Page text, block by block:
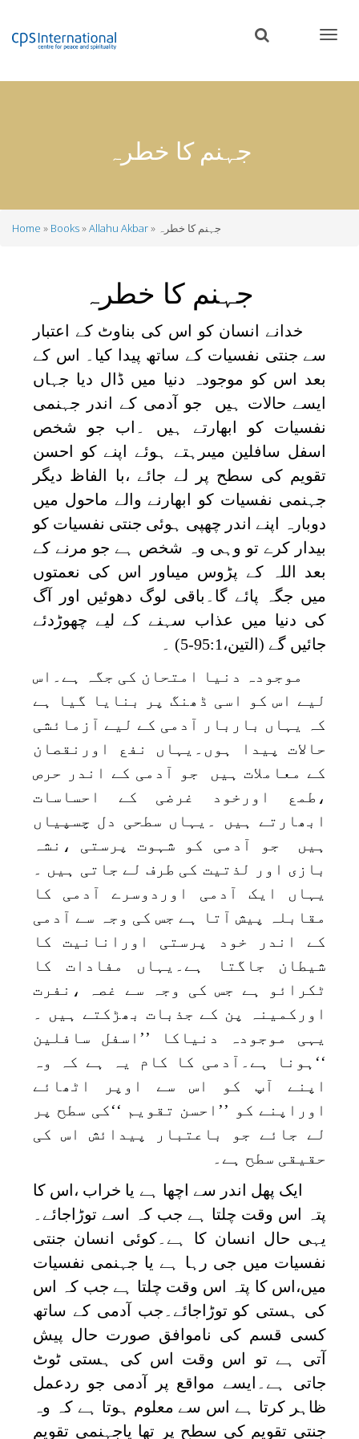
content
جہنم کا خطرہ
Home Books Allahu Akbar جہنم کا خطرہ
جہنم کا خطرہ
خدانے انسان کو اس کی بناوٹ کے اعتبار
سے جنتی نفسیات کے ساتھ پیدا کیا۔ اس کے
بعد اس کو موجودہ دنیا میں ڈال دیا جہاں
ایسے حالات ہیں جو آدمی کے اندر جہنمی
نفسیات کو ابھارتے ہیں ۔اب جو شخص
اسفل سافلین میںرہتے ہوئے اپنے کو احسن
تقویم کی سطح پر لے جائے ،با الفاظ دیگر
جہنمی نفسیات کو ابھارنے والے ماحول میں
دوبارہ اپنے اندر چھپی ہوئی جنتی نفسیات کو
بیدار کرے تو وہی وہ شخص ہے جو مرنے کے
بعد اللہ کے پڑوس میںاور اس کی نعمتوں
میں جگہ پائے گا۔باقی لوگ دھوئیں اور آگ
کی دنیا میں عذاب سہنے کے لیے چھوڑدئے
جائیں گے (التین،95:1-5) ۔
موجودہ دنیا امتحان کی جگہ ہے۔اس
لیے اس کو اسی ڈھنگ پر بنایا گیا ہے
کہ یہاں باربار آدمی کے لیے آزمائشی
حالات پیدا ہوں۔یہاں نفع اورنقصان
کے معاملات ہیں جو آدمی کے اندر حرص
،طمع اورخود غرضی کے احساسات
ابھارتے ہیں ۔یہاں سطحی دل چسپیاں
ہیں جو آدمی کو شہوت پرستی ،نشہ
بازی اور لذتیت کی طرف لے جاتی ہیں ۔
یہاں ایک آدمی اوردوسرے آدمی کا
مقابلہ پیش آتا ہے جس کی وجہ سے آدمی
کے اندر خود پرستی اورانانیت کا
شیطان جاگتا ہے۔یہاں مفادات کا
ٹکرائو ہے جس کی وجہ سے غصہ ،نفرت
اورکمینہ پن کے جذبات بھڑکتے ہیں ۔
یہی موجودہ دنیاکا ’’اسفل سافلین
‘‘ہونا ہے۔آدمی کا کام یہ ہے کہ وہ
اپنے آپ کو اس سے اوپر اٹھائے
اوراپنے کو ’’احسن تقویم ‘‘کی سطح پر
لے جائے جو باعتبار پیدائش اس کی
حقیقی سطح ہے۔
ایک پھل اندر سے اچھا ہے یا خراب ،اس کا
پتہ اس وقت چلتا ہے جب کہ اسے توڑاجائے۔
یہی حال انسان کا ہے۔کوئی انسان جنتی
نفسیات میں جی رہا ہے یا جہنمی نفسیات
میں،اس کا پتہ اس وقت چلتا ہے جب کہ اس
کی ہستی کو توڑاجائے۔جب آدمی کے ساتھ
کسی قسم کی ناموافق صورت حال پیش
آتی ہے تو اس وقت اس کی ہستی ٹوٹ
جاتی ہے۔ایسے مواقع پر آدمی جو ردعمل
ظاہر کرتا ہے اس سے معلوم ہوتا ہے کہ وہ
جنتی تقویم کی سطح پر تھا یاجہنمی تقویم